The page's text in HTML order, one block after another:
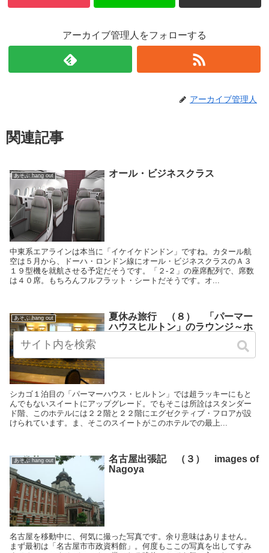
アーカイブ管理人をフォローする
アーカイブ管理人
関連記事
あそぶ hang out オール・ビジネスクラス
中東系エアラインは本当に「イケイケドンドン」ですね。カタール航
空は５月から、ドーハ・ロンドン線にオール・ビジネスクラスのＡ３
１９型機を就航させる予定だそうです。「２-２」の座席配列で、席数
は４０席。もちろんフルフラット・シートだそうです。オ...
あそぶ hang out
夏休み旅行 （８） 「パーマー
ハウスヒルトン」のラウンジ～ホ
シカゴ１泊目の「パーマーハウス・ヒルトン」では超ラッキーにもと
んでもないスイートにアップグレード。でもそこは所詮はスタンダー
ド階、このホテルには２２階と２２階にエグゼクティブ・フロアが設
けられています。ま、そこのスイートがこのホテルでの最上...
あそぶ hang out
名古屋出張記 （３） images of
Nagoya
名古屋を移動中に、何気に撮った写真です。余り意味はありません。
まず最初は「名古屋市市政資料館」。何度もここの写真を出してすみ